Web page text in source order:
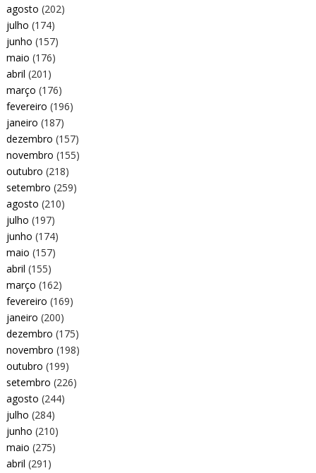
agosto (202)
julho (174)
junho (157)
maio (176)
abril (201)
março (176)
fevereiro (196)
janeiro (187)
dezembro (157)
novembro (155)
outubro (218)
setembro (259)
agosto (210)
julho (197)
junho (174)
maio (157)
abril (155)
março (162)
fevereiro (169)
janeiro (200)
dezembro (175)
novembro (198)
outubro (199)
setembro (226)
agosto (244)
julho (284)
junho (210)
maio (275)
abril (291)